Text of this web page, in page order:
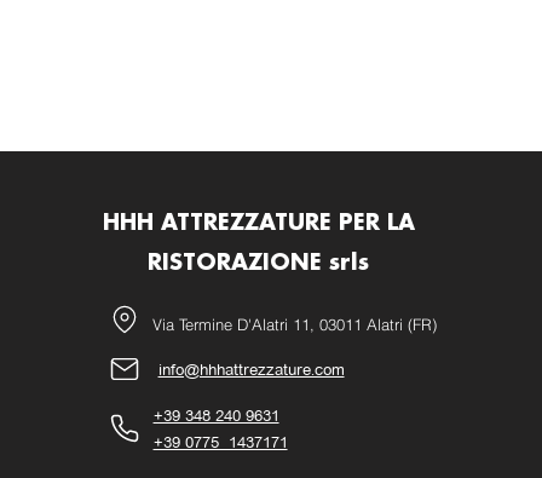
HHH ATTREZZATURE PER LA
RISTORAZIONE srls
Via Termine D'Alatri 11, 03011 Alatri (FR)
info@hhhattrezzature.com
+39 348 240 9631
+39 0775 1437171